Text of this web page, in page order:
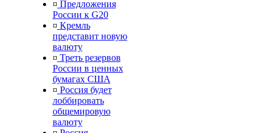
¤ Предложения
России к G20
¤ Кремль
представит новую
валюту
¤ Треть резервов
России в ценных
бумагах США
¤ Россия будет
лоббировать
общемировую
валюту